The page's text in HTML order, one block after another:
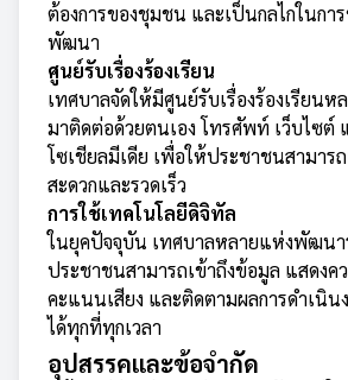
ต้องการของชุมชน และเป็นกลไกในกา
พัฒนา
ศูนย์รับเรื่องร้องเรียน
เทศบาลจัดให้มีศูนย์รับเรื่องร้องเรียนห
มาติดต่อด้วยตนเอง โทรศัพท์ เว็บไซต์
โซเชียลมีเดีย เพื่อให้ประชาชนสามาร
สะดวกและรวดเร็ว
การใช้เทคโนโลยีดิจิทัล
ในยุคปัจจุบัน เทศบาลหลายแห่งพัฒน
ประชาชนสามารถเข้าถึงข้อมูล แสดงค
คะแนนเสียง และติดตามผลการดำเนิ
ได้ทุกที่ทุกเวลา
อุปสรรคและข้อจำกัด